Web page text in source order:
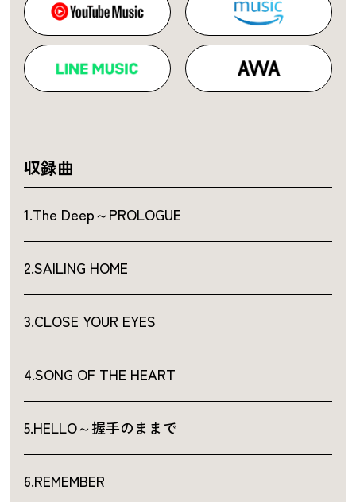
収録曲
1.The Deep～PROLOGUE
2.SAILING HOME
3.CLOSE YOUR EYES
4.SONG OF THE HEART
5.HELLO～握手のままで
6.REMEMBER